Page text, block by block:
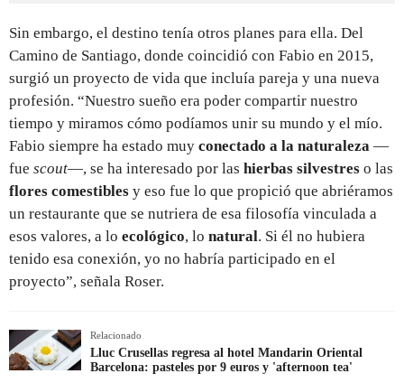
Sin embargo, el destino tenía otros planes para ella. Del
Camino de Santiago, donde coincidió con Fabio en 2015,
surgió un proyecto de vida que incluía pareja y una nueva
profesión. “Nuestro sueño era poder compartir nuestro
tiempo y miramos cómo podíamos unir su mundo y el mío.
Fabio siempre ha estado muy conectado a la naturaleza —
fue scout—, se ha interesado por las hierbas silvestres o las
flores comestibles y eso fue lo que propició que abriéramos
un restaurante que se nutriera de esa filosofía vinculada a
esos valores, a lo ecológico, lo natural. Si él no hubiera
tenido esa conexión, yo no habría participado en el
proyecto”, señala Roser.
Relacionado
Lluc Crusellas regresa al hotel Mandarin Oriental
Barcelona: pasteles por 9 euros y 'afternoon tea'